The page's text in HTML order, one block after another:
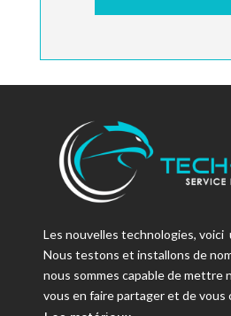
Les nouvelles technologies, voici
Nous testons et installons de
nous sommes capable de
vous en faire partager et de vous